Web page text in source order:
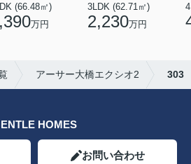
(66.48㎡)
万円
3LDK (62.71㎡)
2,230万円
アーサー大橋エクシオ2 303
HOMES
お問い合わせ